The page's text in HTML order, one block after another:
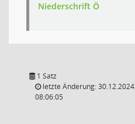
Niederschrift Ö
1 Satz
letzte Änderung: 30.12.2024
08:06:05